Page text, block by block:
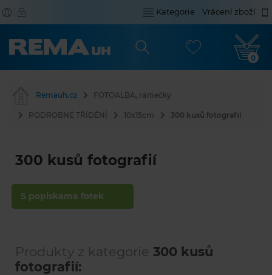
Kategorie Vrácení zboží
0
Remauh.cz FOTOALBA, rámečky
PODROBNÉ TŘÍDĚNÍ 10x15cm 300 kusů fotografií
300 kusů fotografií
S popiskama fotek
Produkty z kategorie 300 kusů
fotografií: